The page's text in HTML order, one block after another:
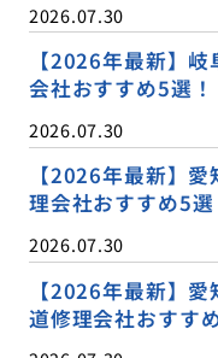
2026.07.30
【2026年最新】
会社おすすめ5選！
2026.07.30
【2026年最新】
理会社おすすめ5選
2026.07.30
【2026年最新】
道修理会社おすす